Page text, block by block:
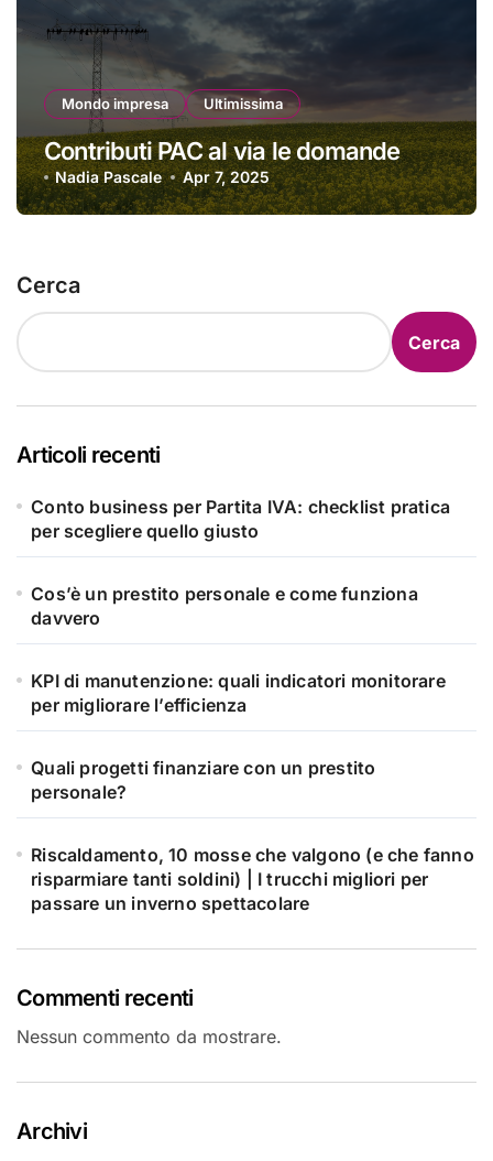
Mondo impresa Ultimissima
Contributi PAC al via le domande
Nadia Pascale Apr 7, 2025
Cerca
Cerca
Articoli recenti
Conto business per Partita IVA: checklist pratica
per scegliere quello giusto
Cos’è un prestito personale e come funziona
davvero
KPI di manutenzione: quali indicatori monitorare
per migliorare l’efficienza
Quali progetti finanziare con un prestito
personale?
Riscaldamento, 10 mosse che valgono (e che fanno
risparmiare tanti soldini) | I trucchi migliori per
passare un inverno spettacolare
Commenti recenti
Nessun commento da mostrare.
Archivi